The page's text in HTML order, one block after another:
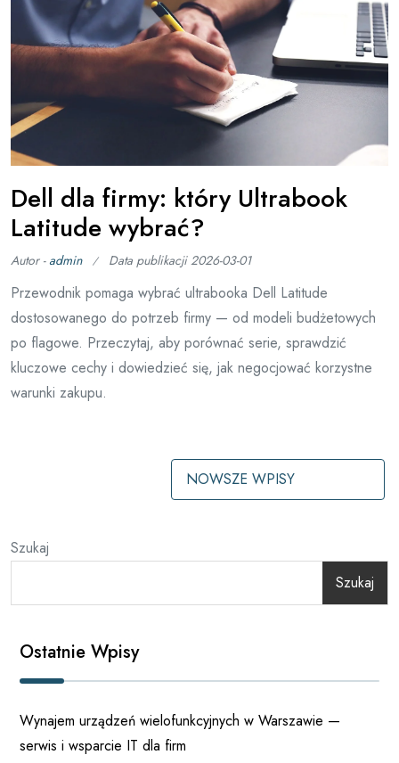
Dell dla firmy: który Ultrabook
Latitude wybrać?
Autor -admin Data publikacji2026-03-01
Przewodnik pomaga wybrać ultrabooka Dell Latitude
dostosowanego do potrzeb firmy — od modeli budżetowych
po flagowe. Przeczytaj, aby porównać serie, sprawdzić
kluczowe cechy i dowiedzieć się, jak negocjować korzystne
warunki zakupu.
wpisach
NOWSZE WPISY
Szukaj
Szukaj
Ostatnie Wpisy
Wynajem urządzeń wielofunkcyjnych w Warszawie —
serwis i wsparcie IT dla firm